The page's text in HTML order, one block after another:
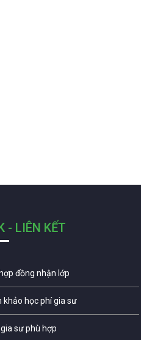
- LIÊN KẾT
đồng nhận lớp
khảo học phí gia sư
sư phù hợp